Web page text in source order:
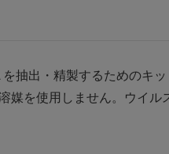
抽出・精製するためのキ
媒を使用しません。ウイル